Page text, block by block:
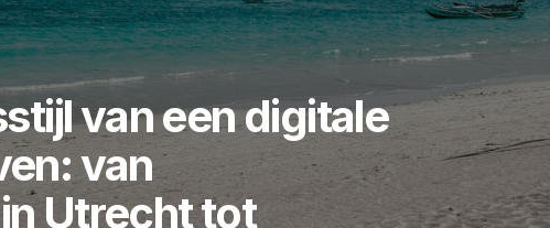
van een digitale
van
Utrecht tot